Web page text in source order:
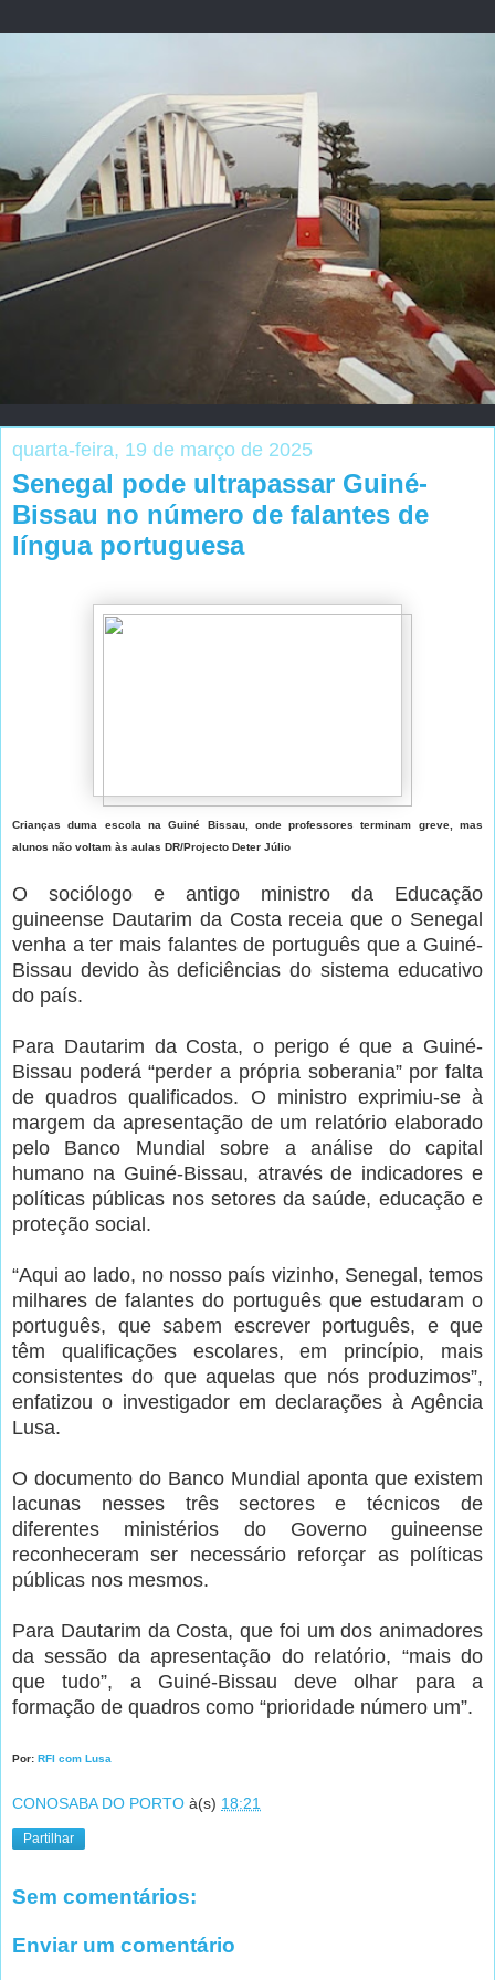
quarta-feira, 19 de março de 2025
Senegal pode ultrapassar Guiné-
Bissau no número de falantes de
língua portuguesa
Crianças duma escola na Guiné Bissau, onde professores terminam greve, mas
alunos não voltam às aulas DR/Projecto Deter Júlio
O sociólogo e antigo ministro da Educação
guineense Dautarim da Costa receia que o Senegal
venha a ter mais falantes de português que a Guiné-
Bissau devido às deficiências do sistema educativo
do país.
Para Dautarim da Costa, o perigo é que a Guiné-
Bissau poderá “perder a própria soberania” por falta
de quadros qualificados. O ministro exprimiu-se à
margem da apresentação de um relatório elaborado
pelo Banco Mundial sobre a análise do capital
humano na Guiné-Bissau, através de indicadores e
políticas públicas nos setores da saúde, educação e
proteção social.
“Aqui ao lado, no nosso país vizinho, Senegal, temos
milhares de falantes do português que estudaram o
português, que sabem escrever português, e que
têm qualificações escolares, em princípio, mais
consistentes do que aquelas que nós produzimos”,
enfatizou o investigador em declarações à Agência
Lusa.
O documento do Banco Mundial aponta que existem
lacunas nesses três sectores e técnicos de
diferentes ministérios do Governo guineense
reconheceram ser necessário reforçar as políticas
públicas nos mesmos.
Para Dautarim da Costa, que foi um dos animadores
da sessão da apresentação do relatório, “mais do
que tudo”, a Guiné-Bissau deve olhar para a
formação de quadros como “prioridade número um”.
Por: RFI com Lusa
CONOSABA DO PORTO à(s) 18:21
Partilhar
Sem comentários:
Enviar um comentário